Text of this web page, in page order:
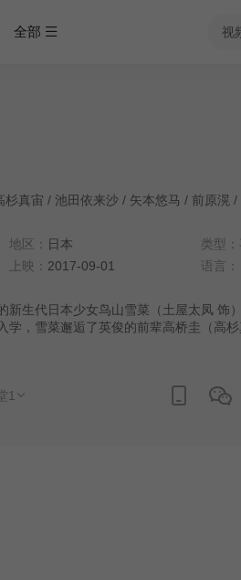
视
全部
杉真宙 / 池田依来沙 / 矢本悠马 / 前原滉 /
地区： 日本 类型：
上映： 2017-09-01 语言：
生代日本少女鸟山雪菜（土屋太凤 饰
学，雪菜邂逅了英俊的前辈高桥圭（高
饰）干劲尤其十足。在某次试飞中，高
季大会在即，他们的夺冠之路变得坎坷
向…… 本片根据作家中村航的同名小说
1